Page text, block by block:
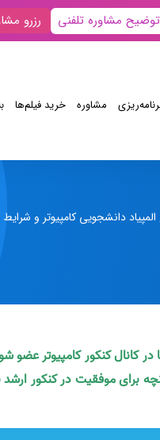
توضیح مشاوره تلفنی رزرو
مشاوره خرید فیلم‌ها
دانشجویی کامپیوتر و
کانال کنکور کامپیوتر عضو
برای موفقیت در کنکور ارشد